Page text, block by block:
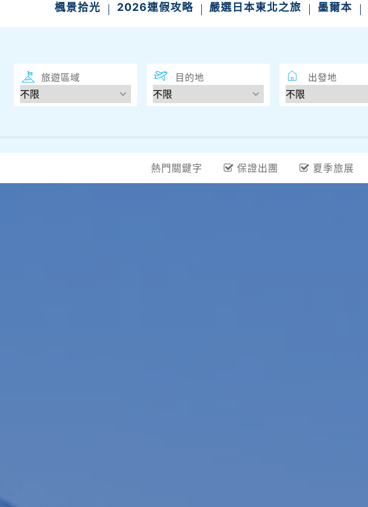
楓景拾光 2026連假攻略 嚴選日本東北之旅 墨爾本
旅遊區域 目的地 出發地
熱門關鍵字 保證出團 夏季旅展